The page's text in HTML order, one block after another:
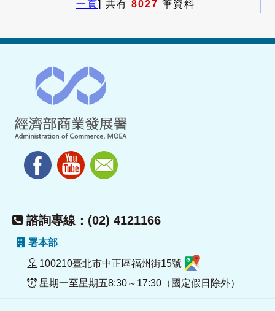
一頁] 共有 8027 筆資料
諮詢專線：(02) 4121166
署本部
100210臺北市中正區福州街15號
星期一至星期五8:30～17:30（國定假日除外）